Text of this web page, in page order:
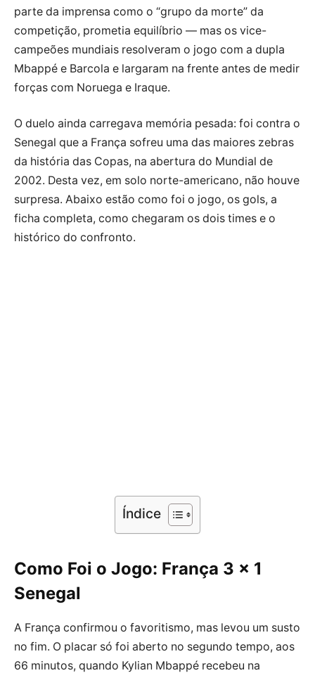
parte da imprensa como o “grupo da morte” da
competição, prometia equilíbrio — mas os vice-
campeões mundiais resolveram o jogo com a dupla
Mbappé e Barcola e largaram na frente antes de medir
forças com Noruega e Iraque.
O duelo ainda carregava memória pesada: foi contra o
Senegal que a França sofreu uma das maiores zebras
da história das Copas, na abertura do Mundial de
2002. Desta vez, em solo norte-americano, não houve
surpresa. Abaixo estão como foi o jogo, os gols, a
ficha completa, como chegaram os dois times e o
histórico do confronto.
Índice
Como Foi o Jogo: França 3 x 1
Senegal
A França confirmou o favoritismo, mas levou um susto
no fim. O placar só foi aberto no segundo tempo, aos
66 minutos, quando Kylian Mbappé recebeu na